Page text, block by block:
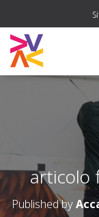
articolo
Published by